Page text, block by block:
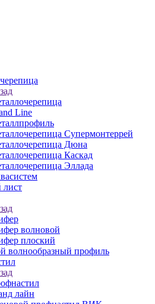
Line
Супермонтеррей
Дюна
Каскад
Эллада
лист
волновой
плоский
волнообразный профиль
лайн